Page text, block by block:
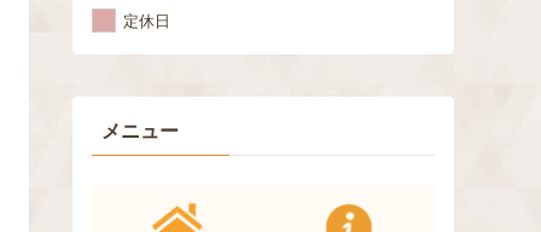
定休日
メニュー